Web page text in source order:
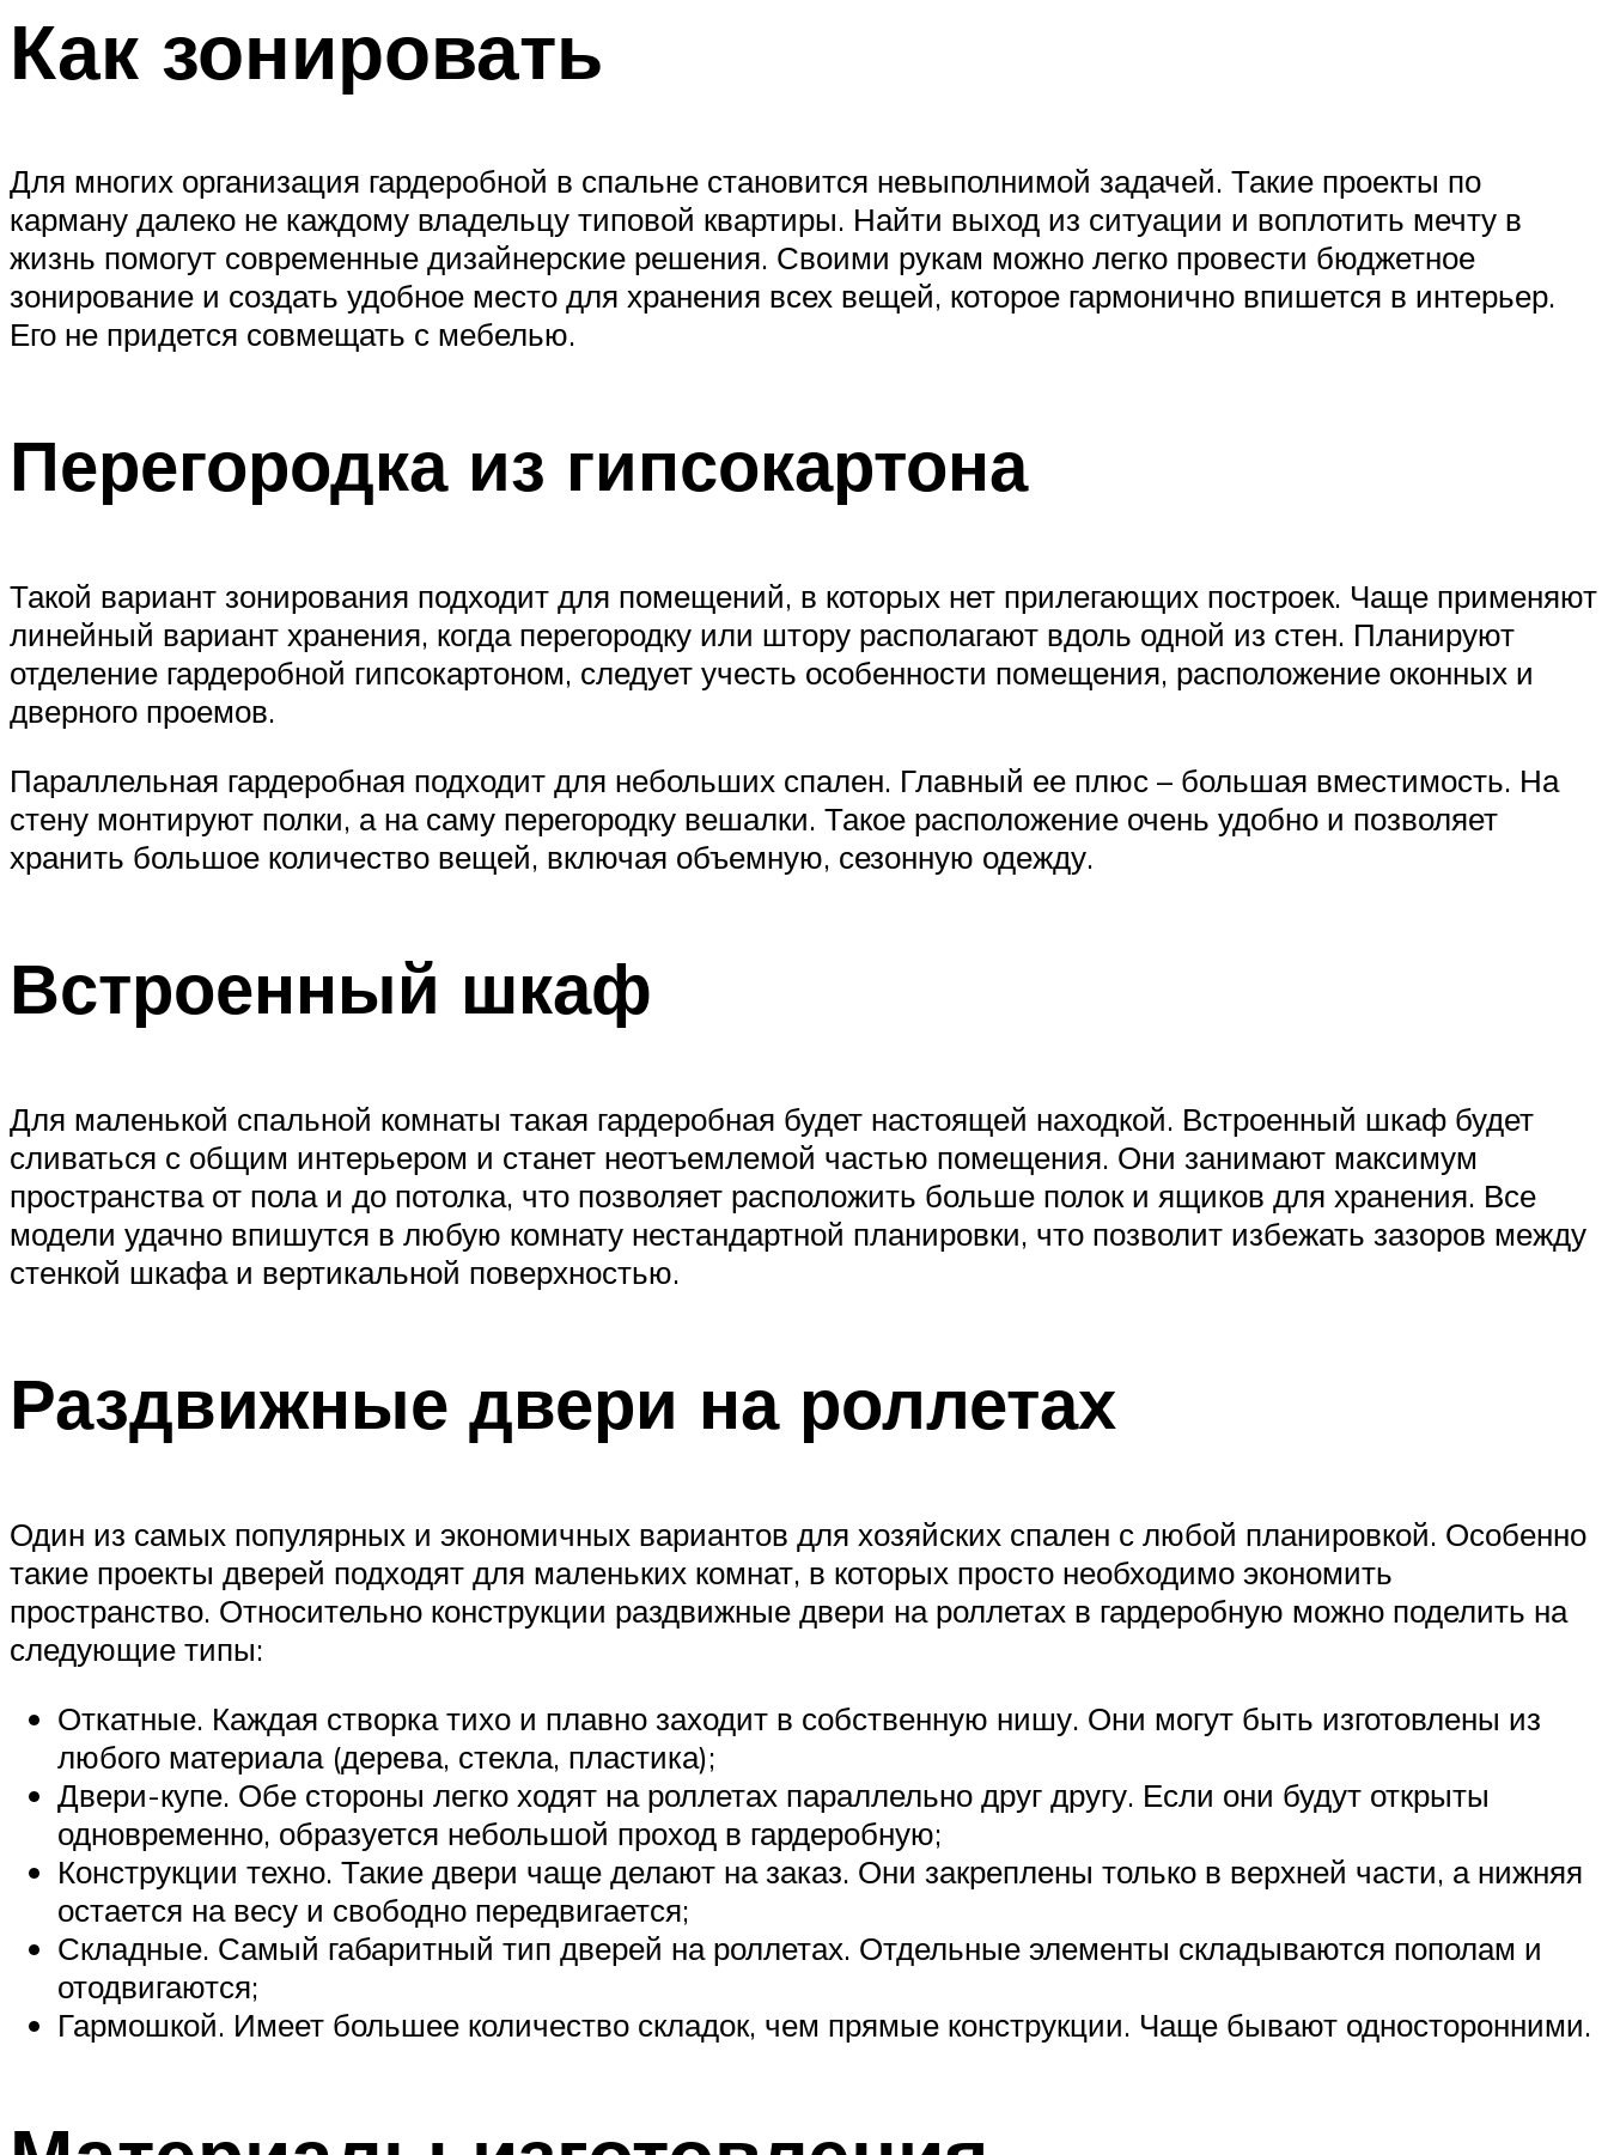
Как зонировать
Для многих организация гардеробной в спальне становится невыполнимой задачей. Такие проекты по
карману далеко не каждому владельцу типовой квартиры. Найти выход из ситуации и воплотить мечту в
жизнь помогут современные дизайнерские решения. Своими рукам можно легко провести бюджетное
зонирование и создать удобное место для хранения всех вещей, которое гармонично впишется в интерьер.
Его не придется совмещать с мебелью.
Перегородка из гипсокартона
Такой вариант зонирования подходит для помещений, в которых нет прилегающих построек. Чаще применяют
линейный вариант хранения, когда перегородку или штору располагают вдоль одной из стен. Планируют
отделение гардеробной гипсокартоном, следует учесть особенности помещения, расположение оконных и
дверного проемов.
Параллельная гардеробная подходит для небольших спален. Главный ее плюс – большая вместимость. На
стену монтируют полки, а на саму перегородку вешалки. Такое расположение очень удобно и позволяет
хранить большое количество вещей, включая объемную, сезонную одежду.
Встроенный шкаф
Для маленькой спальной комнаты такая гардеробная будет настоящей находкой. Встроенный шкаф будет
сливаться с общим интерьером и станет неотъемлемой частью помещения. Они занимают максимум
пространства от пола и до потолка, что позволяет расположить больше полок и ящиков для хранения. Все
модели удачно впишутся в любую комнату нестандартной планировки, что позволит избежать зазоров между
стенкой шкафа и вертикальной поверхностью.
Раздвижные двери на роллетах
Один из самых популярных и экономичных вариантов для хозяйских спален с любой планировкой. Особенно
такие проекты дверей подходят для маленьких комнат, в которых просто необходимо экономить
пространство. Относительно конструкции раздвижные двери на роллетах в гардеробную можно поделить на
следующие типы:
Откатные. Каждая створка тихо и плавно заходит в собственную нишу. Они могут быть изготовлены из
любого материала (дерева, стекла, пластика);
Двери-купе. Обе стороны легко ходят на роллетах параллельно друг другу. Если они будут открыты
одновременно, образуется небольшой проход в гардеробную;
Конструкции техно. Такие двери чаще делают на заказ. Они закреплены только в верхней части, а нижняя
остается на весу и свободно передвигается;
Складные. Самый габаритный тип дверей на роллетах. Отдельные элементы складываются пополам и
отодвигаются;
Гармошкой. Имеет большее количество складок, чем прямые конструкции. Чаще бывают односторонними.